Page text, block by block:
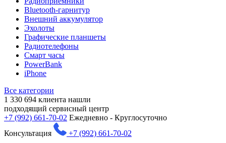
Bluetooth-гарнитур
Внешний аккумулятор
Эхолоты
Графические планшеты
Радиотелефоны
Смарт часы
PowerBank
iPhone
Все категории
1 330 694 клиента нашли
подходящий сервисный центр
+7 (992) 661-70-02 Ежедневно - Круглосуточно
Консультация
+7 (992) 661-70-02